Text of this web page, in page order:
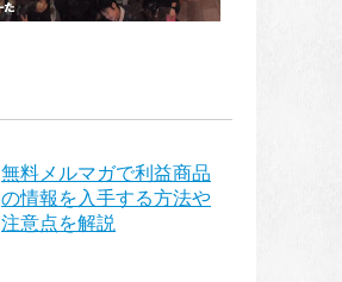
無料メルマガで利益商品
の情報を入手する方法や
注意点を解説